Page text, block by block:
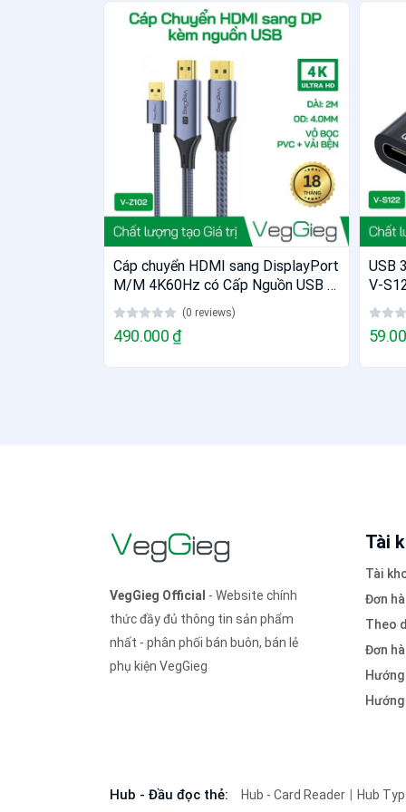
Cáp chuyển HDMI sang DisplayPort
M/M 4K60Hz có Cấp Nguồn USB -
V-Z102
(0 reviews)
490.000 ₫
USB
V-
VegGieg Official - Website chính
thức đầy đủ thông tin sản phẩm
nhất - phân phối bán buôn, bán lẻ
phụ kiện VegGieg
Tài
Tài
Đơn
Theo
Đơn
Hub - Đầu đọc thẻ: Hub - Card Reader Hub